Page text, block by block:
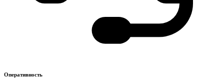
Оперативность